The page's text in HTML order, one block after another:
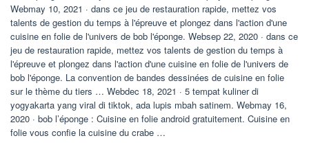
Webmay 10, 2021 · dans ce jeu de restauration rapide, mettez vos
talents de gestion du temps à l'épreuve et plongez dans l'action d'une
cuisine en folie de l'univers de bob l'éponge. Websep 22, 2020 · dans ce
jeu de restauration rapide, mettez vos talents de gestion du temps à
l'épreuve et plongez dans l'action d'une cuisine en folie de l'univers de
bob l'éponge. La convention de bandes dessinées de cuisine en folie
sur le thème du tiers … Webdec 18, 2021 · 5 tempat kuliner di
yogyakarta yang viral di tiktok, ada lupis mbah satinem. Webmay 16,
2020 · bob l’éponge : Cuisine en folie android gratuitement. Cuisine en
folie vous confie la cuisine du crabe …